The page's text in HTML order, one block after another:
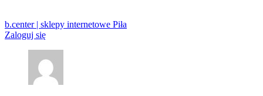
b.center | sklepy internetowe Piła
Zaloguj się